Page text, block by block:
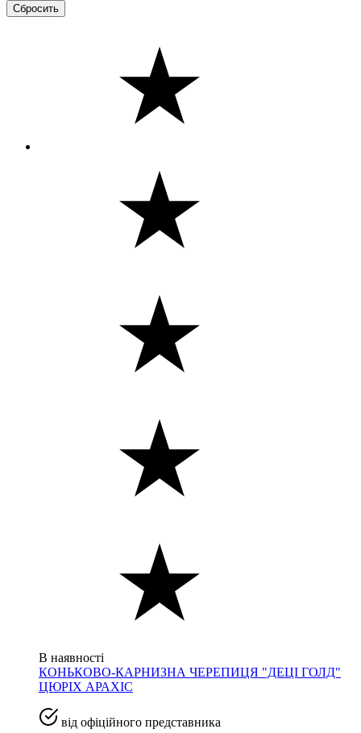
В наявності
КОНЬКОВО-КАРНИЗНА ЧЕРЕПИЦЯ "ДЕЦІ ГОЛД"
ЦЮРІХ АРАХІС
від офіційного представника